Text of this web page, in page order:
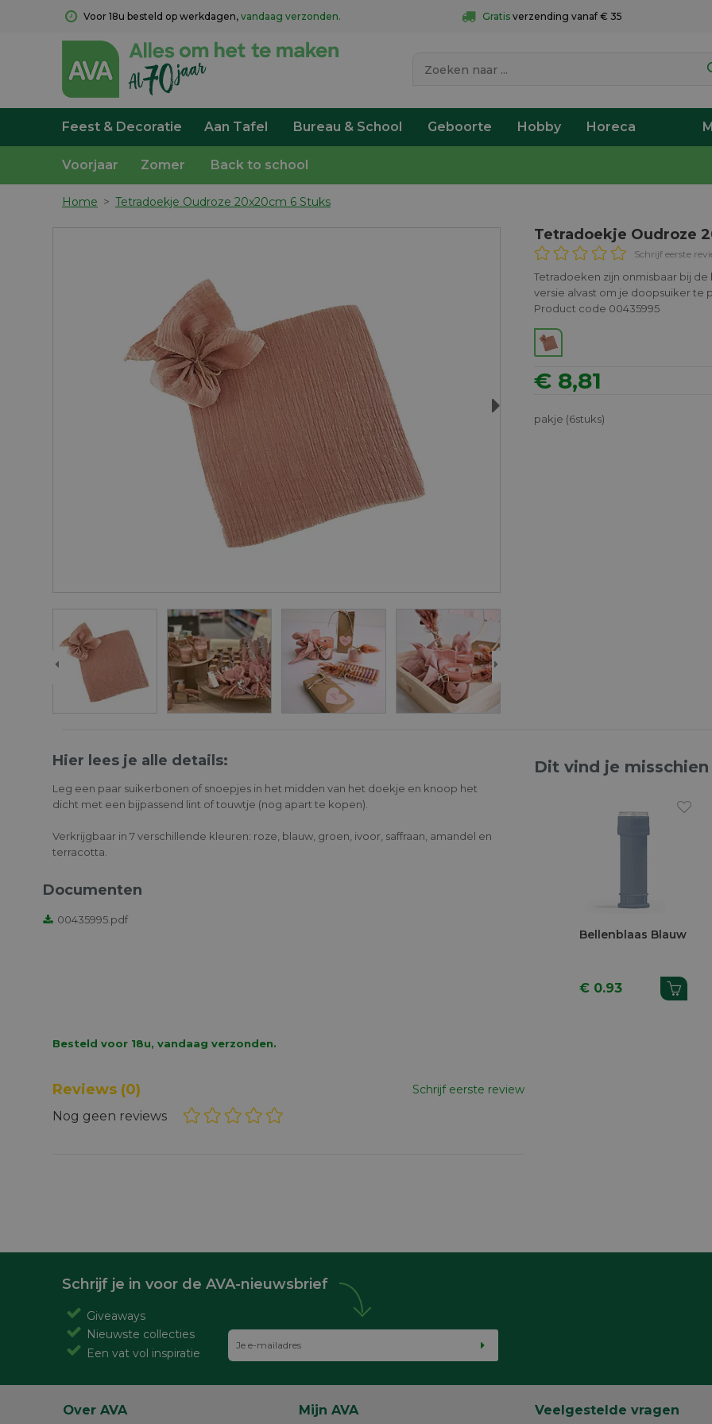
Voor 18u besteld op werkdagen, vandaag verzonden. Gratis verzending vanaf € 35
Feest & Decoratie Aan Tafel Bureau & School Geboorte Hobby Horeca
Voorjaar Zomer Back to school
Home > Tetradoekje Oudroze 20x20cm 6 Stuks
Next
Tetradoekje Oudroze
Schrijf eerste
Tetradoeken zijn onmisbaar bij
versie alvast om je doopsuiker te
Product code 00435995
€ 8,81
pakje (6stuks)
Hier lees je alle details:
Leg een paar suikerbonen of snoepjes in het midden van het doekje en knoop het
dicht met een bijpassend lint of touwtje (nog apart te kopen).
Verkrijgbaar in 7 verschillende kleuren: roze, blauw, groen, ivoor, saffraan, amandel en
terracotta.
Documenten
00435995.pdf
Dit vind je
Zakje Transparant
Doosje
Zand H
€ 7.13
Besteld voor 18u, vandaag verzonden.
Reviews (0) Schrijf eerste review
Nog geen reviews
Schrijf je in voor de AVA-nieuwsbrief
Giveaways
Nieuwste collecties
Een vat vol inspiratie
Over AVA Mijn AVA Veelgestelde vragen